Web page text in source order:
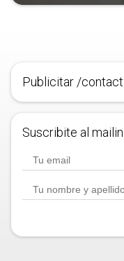
Publicitar /
Suscribite al